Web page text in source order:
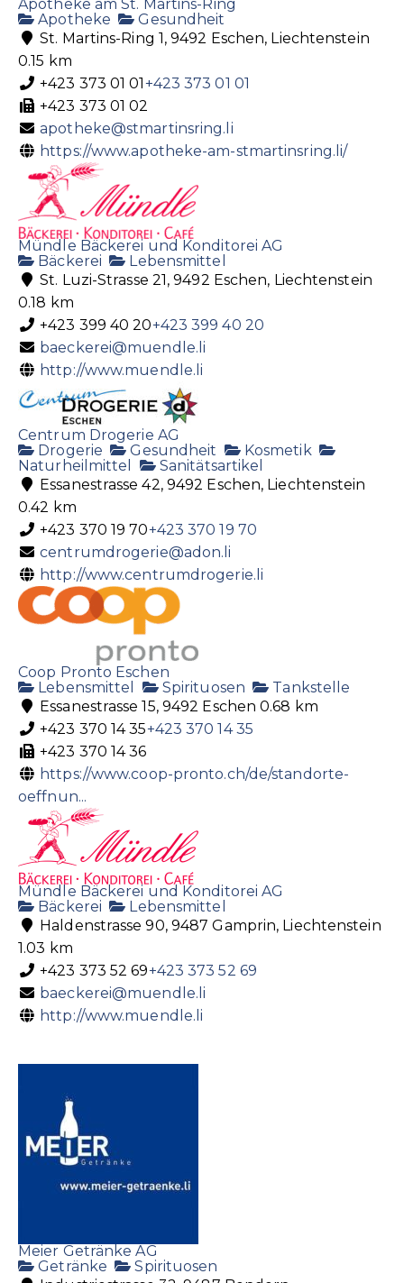
Apotheke am St. Martins-Ring
Apotheke
Gesundheit
St. Martins-Ring 1, 9492 Eschen, Liechtenstein
0.15 km
+423 373 01 01 +423 373 01 01
+423 373 01 02
apotheke@stmartinsring.li
https://www.apotheke-am-stmartinsring.li/
Mündle Bäckerei und Konditorei AG
Bäckerei
Lebensmittel
St. Luzi-Strasse 21, 9492 Eschen, Liechtenstein
0.18 km
+423 399 40 20+423 399 40 20
baeckerei@muendle.li
http://www.muendle.li
Centrum Drogerie AG
Drogerie
Gesundheit
Kosmetik
Naturheilmittel
Sanitätsartikel
Essanestrasse 42, 9492 Eschen, Liechtenstein
0.42 km
+423 370 19 70+423 370 19 70
centrumdrogerie@adon.li
http://www.centrumdrogerie.li
Coop Pronto Eschen
Lebensmittel
Spirituosen
Tankstelle
Essanestrasse 15, 9492 Eschen 0.68 km
+423 370 14 35+423 370 14 35
+423 370 14 36
https://www.coop-pronto.ch/de/standorte-
oeffnun...
Mündle Bäckerei und Konditorei AG
Bäckerei
Lebensmittel
Haldenstrasse 90, 9487 Gamprin, Liechtenstein
1.03 km
+423 373 52 69+423 373 52 69
baeckerei@muendle.li
http://www.muendle.li
Meier Getränke AG
Getränke
Spirituosen